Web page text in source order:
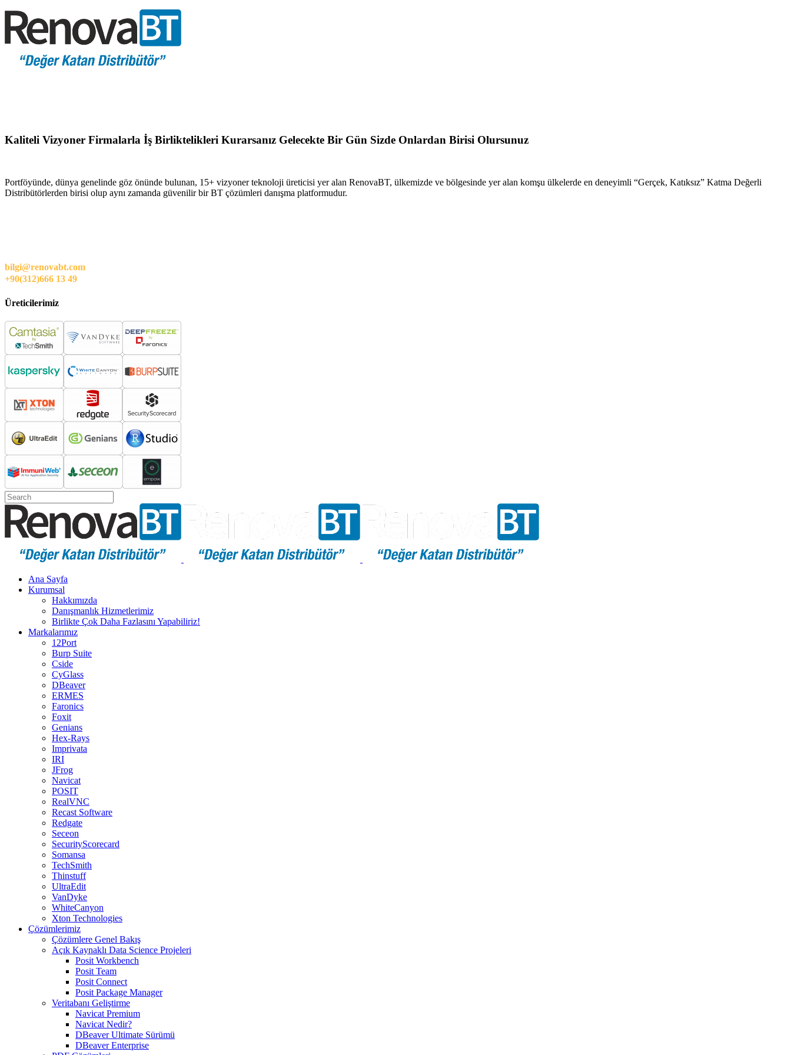
Kaliteli Vizyoner Firmalarla İş Birliktelikleri Kurarsanız Gelecekte Bir Gün Sizde Onlardan Birisi Olursunuz
Portföyünde, dünya genelinde göz önünde bulunan, 15+ vizyoner teknoloji üreticisi yer alan RenovaBT, ülkemizde ve bölgesinde yer alan komşu ülkelerde en deneyimli “Gerçek, Katıksız” Katma Değerli
Distribütörlerden birisi olup aynı zamanda güvenilir bir BT çözümleri danışma platformudur.
bilgi@renovabt.com
+90(312)666 13 49
Üreticilerimiz
Ana Sayfa
Kurumsal
Hakkımızda
Danışmanlık Hizmetlerimiz
Birlikte Çok Daha Fazlasını Yapabiliriz!
Markalarımız
12Port
Burp Suite
Cside
CyGlass
DBeaver
ERMES
Faronics
Foxit
Genians
Hex-Rays
Imprivata
IRI
JFrog
Navicat
POSIT
RealVNC
Recast Software
Redgate
Seceon
SecurityScorecard
Somansa
TechSmith
Thinstuff
UltraEdit
VanDyke
WhiteCanyon
Xton Technologies
Çözümlerimiz
Çözümlere Genel Bakış
Açık Kaynaklı Data Science Projeleri
Posit Workbench
Posit Team
Posit Connect
Posit Package Manager
Veritabanı Geliştirme
Navicat Premium
Navicat Nedir?
DBeaver Ultimate Sürümü
DBeaver Enterprise